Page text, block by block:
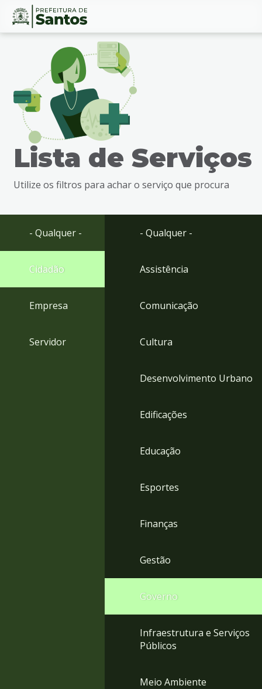
Ir
busca
Ir
rodapé
Conteúdo
Lista de Serviços
Utilize os filtros para achar o serviço que procura
- Qualquer -
Cidadão
Empresa
Servidor
- Qualquer -
Assistência
Comunicação
Cultura
Desenvolvimento Urbano
Edificações
Educação
Esportes
Finanças
Gestão
Governo
Infraestrutura e Serviços
Públicos
Meio Ambiente